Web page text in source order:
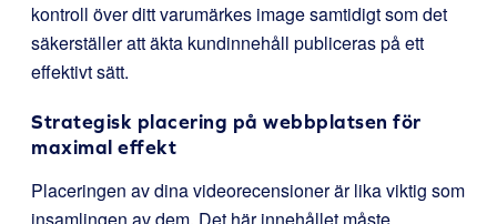
kontroll över ditt varumärkes image samtidigt som det
säkerställer att äkta kundinnehåll publiceras på ett
effektivt sätt.
Strategisk placering på webbplatsen för
maximal effekt
Placeringen av dina videorecensioner är lika viktig som